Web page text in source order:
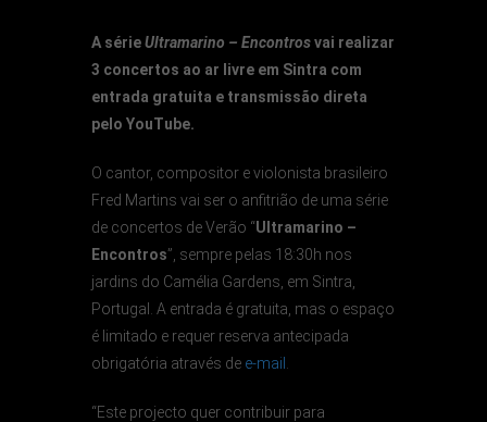
A sérieUltramarino – Encontrosvai realizar
3 concertos ao ar livre em Sintra com
entrada gratuita e transmissão direta
pelo YouTube.
O cantor, compositor e violonista brasileiro
Fred Martins vai ser o anfitrião de uma série
de concertos de Verão “Ultramarino –
Encontros”, sempre pelas 18:30h nos
jardins do Camélia Gardens, em Sintra,
Portugal. A entrada é gratuita, mas o espaço
é limitado e requer reserva antecipada
obrigatória através de e-mail
“Este projecto quer contribuir para